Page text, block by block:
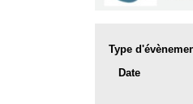
Type
Date